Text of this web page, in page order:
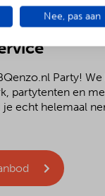
Party!
partytenten en
echt helemaal
Nee, pas aan